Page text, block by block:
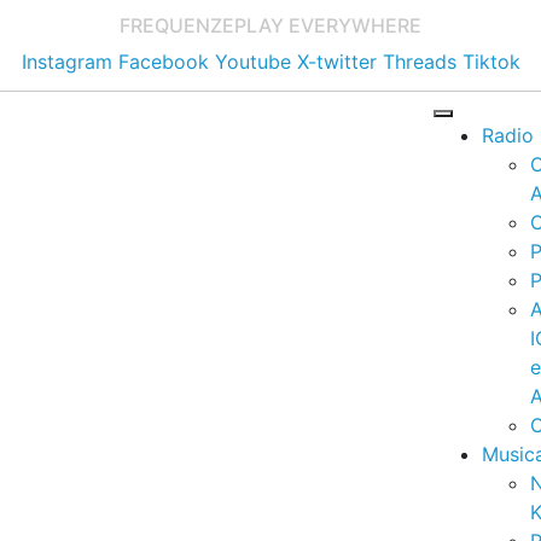
FREQUENZEPLAY EVERYWHERE
Instagram Facebook Youtube X-twitter Threads Tiktok
Radio
e